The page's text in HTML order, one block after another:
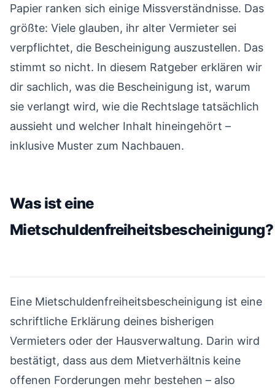
Papier ranken sich einige Missverständnisse. Das
größte: Viele glauben, ihr alter Vermieter sei
verpflichtet, die Bescheinigung auszustellen. Das
stimmt so nicht. In diesem Ratgeber erklären wir
dir sachlich, was die Bescheinigung ist, warum
sie verlangt wird, wie die Rechtslage tatsächlich
aussieht und welcher Inhalt hineingehört –
inklusive Muster zum Nachbauen.
Was ist eine
Mietschuldenfreiheitsbescheinigung?
Eine Mietschuldenfreiheitsbescheinigung ist eine
schriftliche Erklärung deines bisherigen
Vermieters oder der Hausverwaltung. Darin wird
bestätigt, dass aus dem Mietverhältnis keine
offenen Forderungen mehr bestehen – also